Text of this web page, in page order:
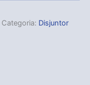
Categoria: Disjuntor